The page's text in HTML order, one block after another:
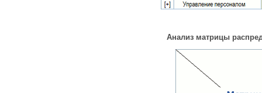
Анализ матрицы